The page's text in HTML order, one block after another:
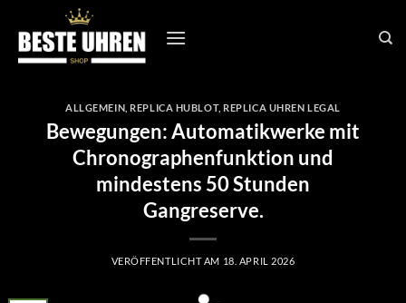
Inhalt
springen
ALLGEMEIN ,REPLICA HUBLOT,REPLICA UHREN LEGAL
Bewegungen: Automatikwerke mit
Chronographenfunktion und
mindestens 50 Stunden
Gangreserve.
VERÖFFENTLICHT AM 18. APRIL 2026